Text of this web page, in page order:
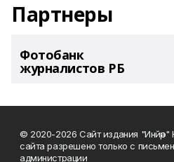
Партнеры
Фотобанк
журналистов РБ
© 2020-2026 Сайт издания
сайта разрешено только с
администрации